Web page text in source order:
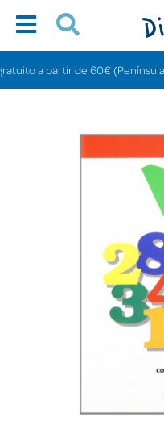
a partir de 60€ (Península).